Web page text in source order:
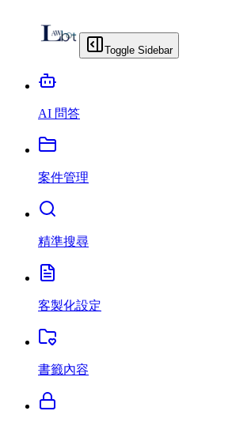
Toggle Sidebar
AI 問答
案件管理
精準搜尋
客製化設定
書籤內容